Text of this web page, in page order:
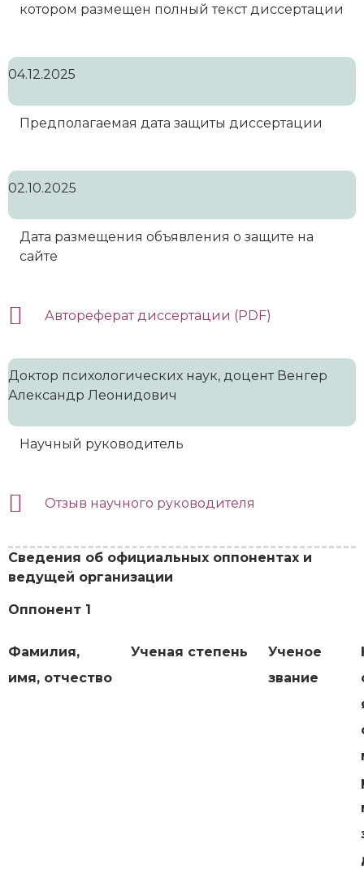
котором размещен полный текст диссертации
04.12.2025
Предполагаемая дата защиты диссертации
02.10.2025
Дата размещения объявления о защите на
сайте
Автореферат диссертации (PDF)
Доктор психологических наук, доцент Венгер
Александр Леонидович
Научный руководитель
Отзыв научного руководителя
Сведения об официальных оппонентах и
ведущей организации
Оппонент 1
Фамилия,
имя, отчество
Ученая степень
Ученое
звание